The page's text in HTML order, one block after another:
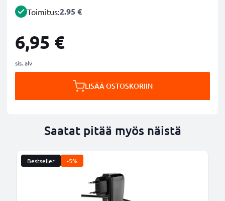
Toimitus:2.95 €
6,95 €
sis. alv
LISÄÄ OSTOSKORIIN
Saatat pitää myös näistä
Bestseller -5%